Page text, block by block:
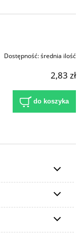
Dostępność:średnia ilość
2,83 zł
do koszyka